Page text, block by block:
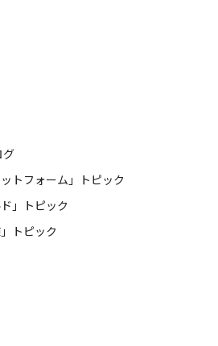
グ
トフォーム」トピック
」トピック
トピック